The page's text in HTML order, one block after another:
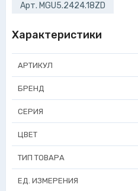
Арт. MGU5.2424.18ZD
Характеристики
АРТИКУЛ
БРЕНД
СЕРИЯ
ЦВЕТ
ТИП ТОВАРА
ЕД. ИЗМЕРЕНИЯ